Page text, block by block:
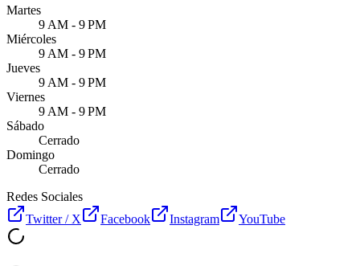
Martes
9 AM - 9 PM
Miércoles
9 AM - 9 PM
Jueves
9 AM - 9 PM
Viernes
9 AM - 9 PM
Sábado
Cerrado
Domingo
Cerrado
Redes Sociales
Twitter / X
Facebook Instagram YouTube